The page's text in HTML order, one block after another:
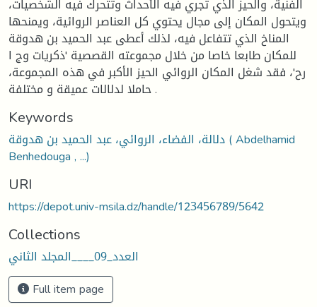
الفنية، والحيز الذي تجري فيه الأحداث وتتحرك فيه الشخصيات،
ويتحول المكان إلى مجال يحتوي كل العناصر الروائية، ويمنحها
المناخ الذي تتفاعل فيه، لذلك أعطى عبد الحميد بن هدوقة
للمكان طابعا خاصا من خلال مجموعته القصصية 'ذكريات وج ا
رح'، فقد شغل المكان الروائي الحيز الأكبر في هذه المجموعة،
حاملا لدلالات عميقة و مختلفة .
Keywords
دلالة، الفضاء، الروائي، عبد الحميد بن هدوقة ( Abdelhamid
Benhedouga , ...)
URI
https://depot.univ-msila.dz/handle/123456789/5642
Collections
العدد_09____المجلد الثاني
Full item page